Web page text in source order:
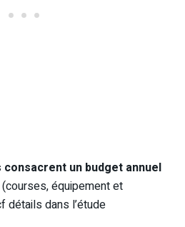
un budget annuel
(courses, équipement et
détails dans l’étude